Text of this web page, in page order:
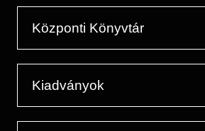
Központi Könyvtár
Kiadványok